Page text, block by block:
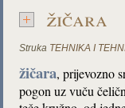
žičara
Struka TEHNIKA I
žičara, prijevozno
pogon uz vuču